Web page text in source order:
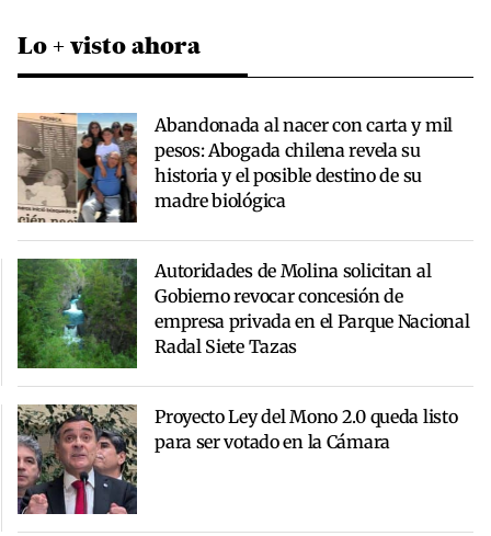
Lo + visto ahora
Abandonada al nacer con carta y mil
pesos: Abogada chilena revela su
historia y el posible destino de su
madre biológica
Autoridades de Molina solicitan al
Gobierno revocar concesión de
empresa privada en el Parque Nacional
Radal Siete Tazas
Proyecto Ley del Mono 2.0 queda listo
para ser votado en la Cámara